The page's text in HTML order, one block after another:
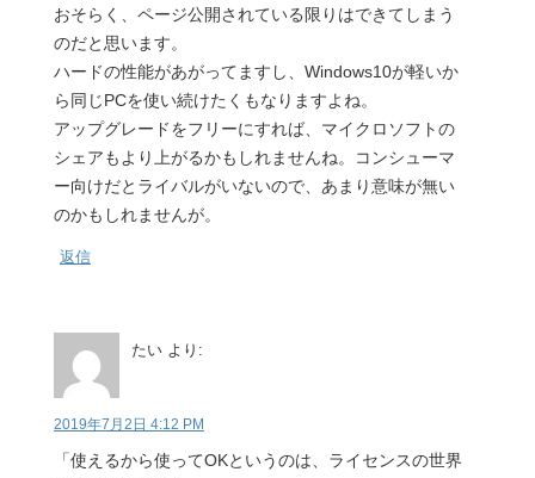
おそらく、ページ公開されている限りはできてしまう
のだと思います。
ハードの性能があがってますし、Windows10が軽いか
ら同じPCを使い続けたくもなりますよね。
アップグレードをフリーにすれば、マイクロソフトの
シェアもより上がるかもしれませんね。コンシューマ
ー向けだとライバルがいないので、あまり意味が無い
のかもしれませんが。
返信
たい より:
2019年7月2日 4:12 PM
「使えるから使ってOKというのは、ライセンスの世界